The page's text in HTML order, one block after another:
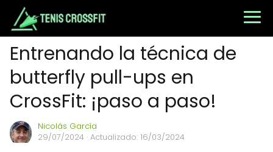
Entrenando la técnica de
butterfly pull-ups en
CrossFit: ¡paso a paso!
Nicolás García
29/07/2024 · Actualizado: 16/03/2024